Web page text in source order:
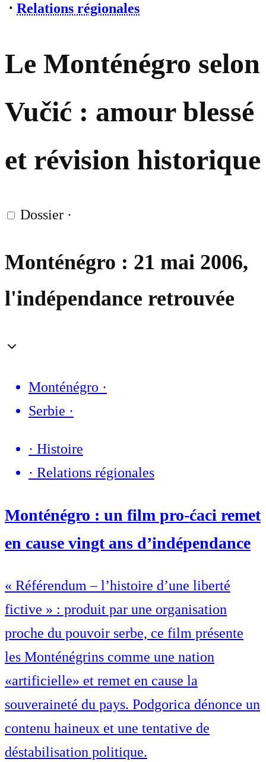
⋅ Relations régionales
Le Monténégro selon
Vučić : amour blessé
et révision historique
Dossier ·
Monténégro : 21 mai 2006,
l'indépendance retrouvée
Monténégro ·
Serbie ·
· Histoire
· Relations régionales
Monténégro : un film pro-ćaci remet
en cause vingt ans d’indépendance
« Référendum – l’histoire d’une liberté
fictive » : produit par une organisation
proche du pouvoir serbe, ce film présente
les Monténégrins comme une nation
«artificielle» et remet en cause la
souveraineté du pays. Podgorica dénonce un
contenu haineux et une tentative de
déstabilisation politique.